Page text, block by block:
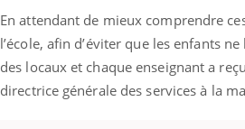
En attendant de mieux comprendre
l’école, afin d’éviter que les enfants
des locaux et chaque enseignant a
directrice générale des services à la